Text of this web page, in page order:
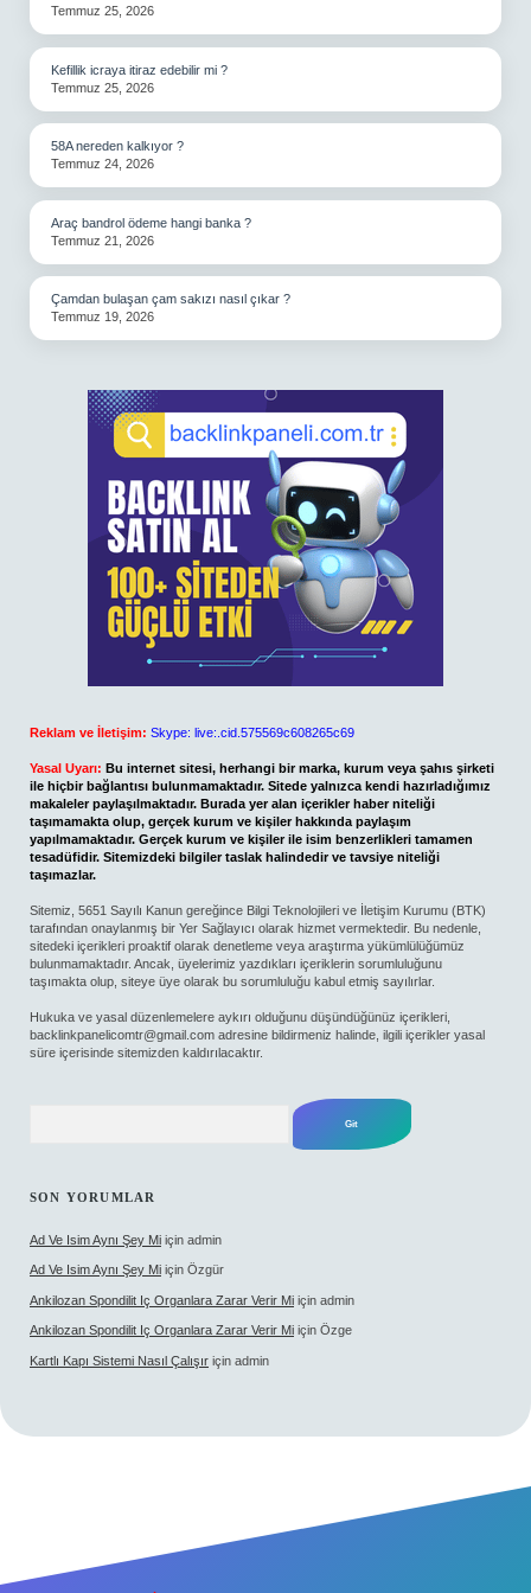
Temmuz 25, 2026
Kefillik icraya itiraz edebilir mi ?
Temmuz 25, 2026
58A nereden kalkıyor ?
Temmuz 24, 2026
Araç bandrol ödeme hangi banka ?
Temmuz 21, 2026
Çamdan bulaşan çam sakızı nasıl çıkar ?
Temmuz 19, 2026
Reklam ve İletişim: Skype: live:.cid.575569c608265c69
Yasal Uyarı: Bu internet sitesi, herhangi bir marka, kurum veya şahıs şirketi
ile hiçbir bağlantısı bulunmamaktadır. Sitede yalnızca kendi hazırladığımız
makaleler paylaşılmaktadır. Burada yer alan içerikler haber niteliği
taşımamakta olup, gerçek kurum ve kişiler hakkında paylaşım
yapılmamaktadır. Gerçek kurum ve kişiler ile isim benzerlikleri tamamen
tesadüfidir. Sitemizdeki bilgiler taslak halindedir ve tavsiye niteliği
taşımazlar.
Sitemiz, 5651 Sayılı Kanun gereğince Bilgi Teknolojileri ve İletişim Kurumu (BTK)
tarafından onaylanmış bir Yer Sağlayıcı olarak hizmet vermektedir. Bu nedenle,
sitedeki içerikleri proaktif olarak denetleme veya araştırma yükümlülüğümüz
bulunmamaktadır. Ancak, üyelerimiz yazdıkları içeriklerin sorumluluğunu
taşımakta olup, siteye üye olarak bu sorumluluğu kabul etmiş sayılırlar.
Hukuka ve yasal düzenlemelere aykırı olduğunu düşündüğünüz içerikleri,
backlinkpanelicomtr@gmail.com adresine bildirmeniz halinde, ilgili içerikler yasal
süre içerisinde sitemizden kaldırılacaktır.
SON YORUMLAR
Ad Ve Isim Aynı Şey Mi için admin
Ad Ve Isim Aynı Şey Mi için Özgür
Ankilozan Spondilit Iç Organlara Zarar Verir Mi için admin
Ankilozan Spondilit Iç Organlara Zarar Verir Mi için Özge
Kartlı Kapı Sistemi Nasıl Çalışır için admin